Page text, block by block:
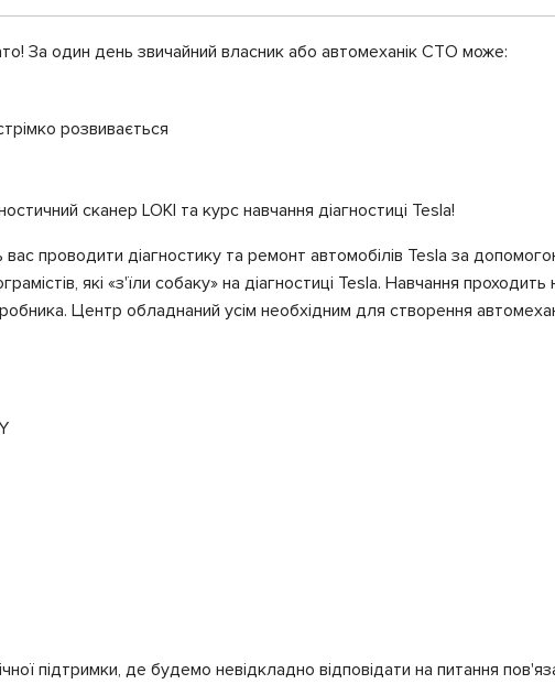
За один день звичайний власник або автомеханік СТО може:
розвивається
сканер LOKI та курс навчання діагностиці Tesla!
проводити діагностику та ремонт автомобілів Tesla за
які «з'їли собаку» на діагностиці Tesla. Навчання
Центр обладнаний усім необхідним для створення
підтримки, де будемо невідкладно відповідати на питання